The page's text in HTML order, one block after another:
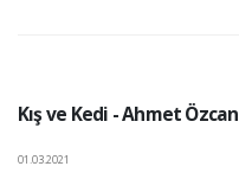
Kış ve Kedi - Ahmet Özcan
01.03.2021